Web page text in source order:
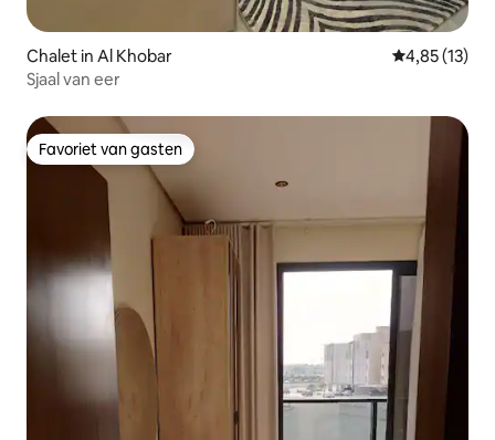
Chalet in Al Khobar Gemiddelde
4,85 (13)
Sjaal van eer
Favoriet van gasten
Favoriet van gasten